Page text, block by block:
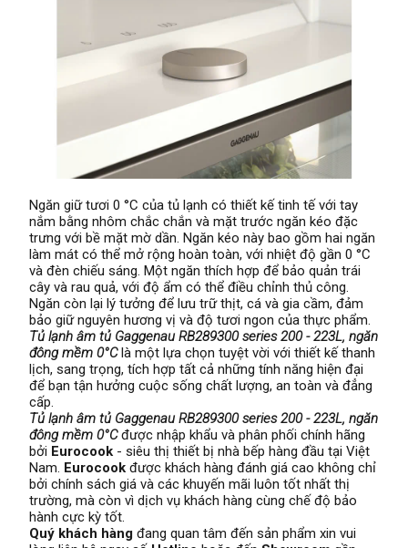
Ngăn giữ tươi 0 °C của tủ lạnh có thiết kế tinh tế với tay
nắm bằng nhôm chắc chắn và mặt trước ngăn kéo đặc
trưng với bề mặt mờ dần. Ngăn kéo này bao gồm hai ngăn
làm mát có thể mở rộng hoàn toàn, với nhiệt độ gần 0 °C
và đèn chiếu sáng. Một ngăn thích hợp để bảo quản trái
cây và rau quả, với độ ẩm có thể điều chỉnh thủ công.
Ngăn còn lại lý tưởng để lưu trữ thịt, cá và gia cầm, đảm
bảo giữ nguyên hương vị và độ tươi ngon của thực phẩm.
Tủ lạnh âm tủ Gaggenau RB289300 series 200 - 223L, ngăn
đông mềm 0°Clà một lựa chọn tuyệt vời với thiết kế thanh
lịch, sang trọng, tích hợp tất cả những tính năng hiện đại
để bạn tận hưởng cuộc sống chất lượng, an toàn và đẳng
cấp.
Tủ lạnh âm tủ Gaggenau RB289300 series 200 - 223L, ngăn
đông mềm 0°Cđược nhập khẩu và phân phối chính hãng
bởi Eurocook - siêu thị thiết bị nhà bếp hàng đầu tại Việt
Nam. Eurocook được khách hàng đánh giá cao không chỉ
bởi chính sách giá và các khuyến mãi luôn tốt nhất thị
trường, mà còn vì dịch vụ khách hàng cùng chế độ bảo
hành cực kỳ tốt.
Quý khách hàng đang quan tâm đến sản phẩm xin vui